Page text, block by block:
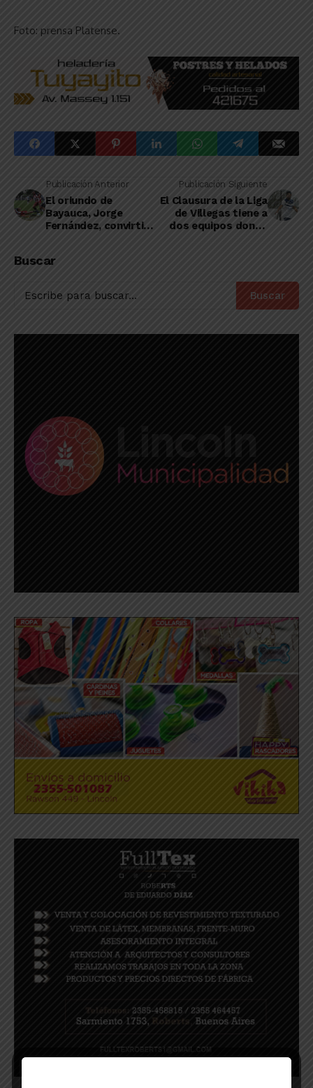
Foto: prensa Platense.
Publicación Anterior
El oriundo de
Bayauca, Jorge
Fernández, convirtió
Publicación Siguiente
El Clausura de la Liga
de Villegas tiene a
dos equipos donde
Buscar
Buscar